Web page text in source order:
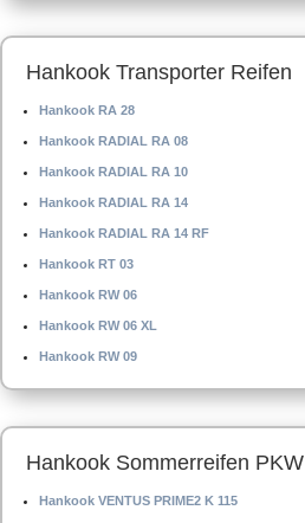
Hankook Transporter Reifen
Hankook RA 28
Hankook RADIAL RA 08
Hankook RADIAL RA 10
Hankook RADIAL RA 14
Hankook RADIAL RA 14 RF
Hankook RT 03
Hankook RW 06
Hankook RW 06 XL
Hankook RW 09
Hankook Sommerreifen PKW
Hankook VENTUS PRIME2 K 115